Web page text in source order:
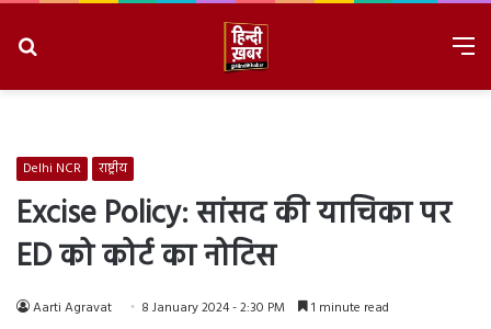
Delhi NCR राष्ट्रीय
Excise Policy: सांसद की याचिका पर
ED को कोर्ट का नोटिस
Aarti Agravat 8 January 2024 - 2:30 PM 1 minute read